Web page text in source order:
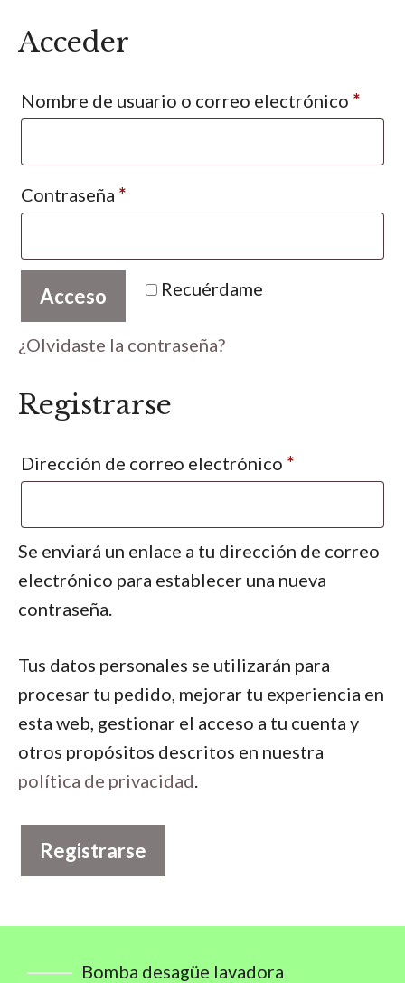
Acceder
Nombre de usuario o correo electrónico *
Contraseña *Obligatorio
Recuérdame
Acceso
¿Olvidaste la contraseña?
Registrarse
Dirección de correo electrónico *Obligatorio
Se enviará un enlace a tu dirección de correo
electrónico para establecer una nueva
contraseña.
Tus datos personales se utilizarán para
procesar tu pedido, mejorar tu experiencia en
esta web, gestionar el acceso a tu cuenta y
otros propósitos descritos en nuestra
política de privacidad
Registrarse
Bomba desagüe lavadora